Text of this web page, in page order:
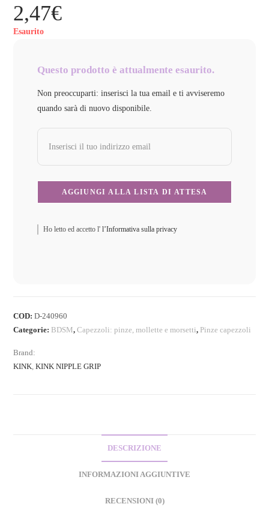
2,47€
Esaurito
Questo prodotto è attualmente esaurito.
Non preoccuparti: inserisci la tua email e ti avviseremo
quando sarà di nuovo disponibile.
Ho letto ed accetto l' l’Informativa sulla privacy
COD:D-240960
Categorie: BDSM,Capezzoli: pinze, mollette e morsetti, Pinze capezzoli
Brand:
KINK ,KINK NIPPLE GRIP
DESCRIZIONE
INFORMAZIONI AGGIUNTIVE
RECENSIONI (0)